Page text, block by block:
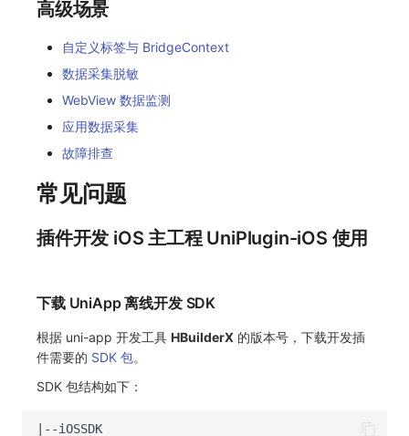
高级场景
自定义标签与 BridgeContext
数据采集脱敏
WebView 数据监测
应用数据采集
故障排查
常见问题
插件开发 iOS 主工程 UniPlugin-iOS 使用
下载 UniApp 离线开发 SDK
根据 uni-app 开发工具 HBuilderX 的版本号，下载开发插
件需要的 SDK 包。
SDK 包结构如下：